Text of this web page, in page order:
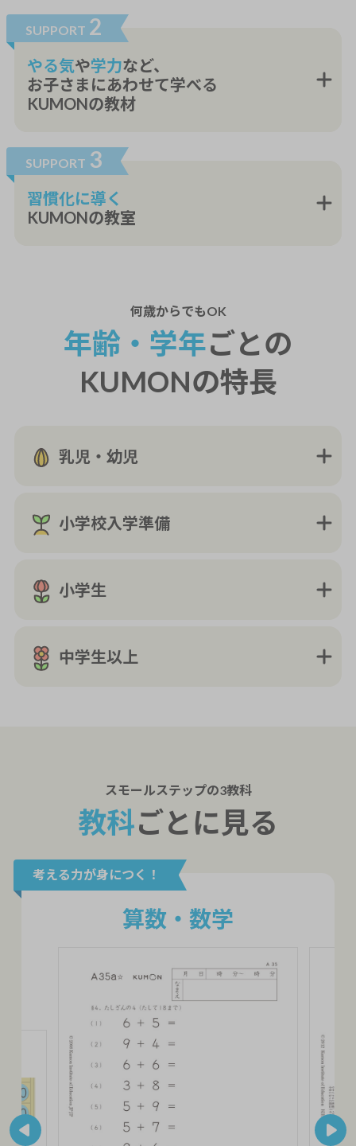
SUPPORT 2
やる気や学力など、
お子さまにあわせて学べる
KUMONの教材
SUPPORT 3
習慣化に導く
KUMONの教室
何歳からでもOK
年齢・学年ごとの
KUMONの特長
乳児・幼児
小学校入学準備
小学生
中学生以上
スモールステップの3教科
教科ごとに見る
考える力が身につく！
算数・数学